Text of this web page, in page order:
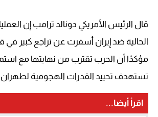
قال الرئيس الأمريكي دونالد ترامب إن
الحالية ضد إيران أسفرت عن تراجع كبير في
مؤكدًا أن الحرب تقترب من نهايتها مع
تستهدف تحييد القدرات الهجومية لطهران.
اقرأ أيضا...